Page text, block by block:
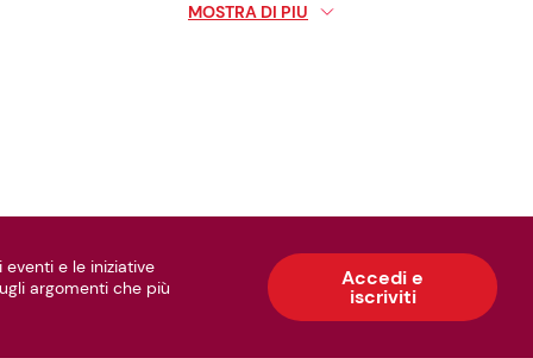
BUONO SPESA WELFARE
MOSTRA DI PIU
eventi e le iniziative
argomenti che più
Accedi e
iscriviti